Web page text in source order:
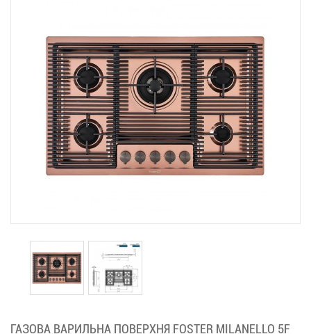
ГАЗОВА ВАРИЛЬНА ПОВЕРХНЯ FOSTER MILANELLO 5F